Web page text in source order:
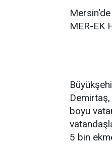
MER-EK
boyu
5 bin